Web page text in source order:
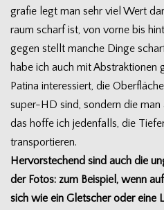
gra­fie legt man sehr viel Wert
raum scharf ist, von vorne bis
ge­gen stellt man­che Dinge
habe ich auch mit Abs­trak­tio­nen
Patina inter­es­siert, die
super-HD sind, son­dern die man
das hoffe ich jeden­falls, die
transportieren.
Her­vor­ste­chend sind auch die
der Fotos: zum Bei­spiel, wenn
sich wie ein Glet­scher oder eine